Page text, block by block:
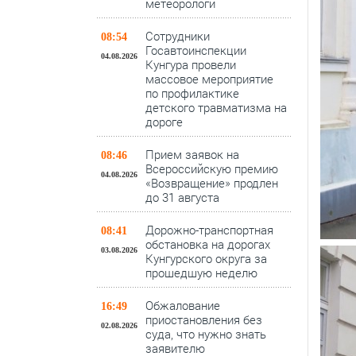
метеорологи
08:54
04.08.2026
Сотрудники
Госавтоинспекции
Кунгура провели
массовое мероприятие
по профилактике
детского травматизма на
дороге
08:46
04.08.2026
Прием заявок на
Всероссийскую премию
«Возвращение» продлен
до 31 августа
08:41
03.08.2026
Дорожно-транспортная
обстановка на дорогах
Кунгурского округа за
прошедшую неделю
16:49
02.08.2026
Обжалование
приостановления без
суда, что нужно знать
заявителю